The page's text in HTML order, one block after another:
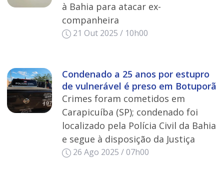
à Bahia para atacar ex-
companheira
21 Out 2025 / 10h00
Condenado a 25 anos por estupro
de vulnerável é preso em Botuporã
Crimes foram cometidos em
Carapicuíba (SP); condenado foi
localizado pela Polícia Civil da Bahia
e segue à disposição da Justiça
26 Ago 2025 / 07h00